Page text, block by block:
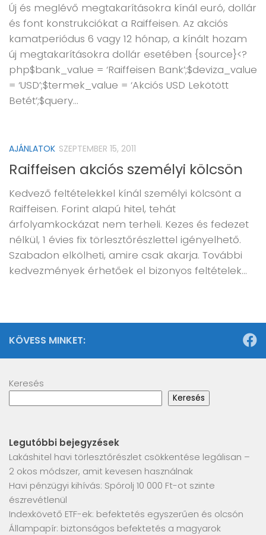
Új és meglévő megtakarításokra kínál euró, dollár
és font konstrukciókat a Raiffeisen. Az akciós
kamatperiódus 6 vagy 12 hónap, a kínált hozam
új megtakarításokra dollár esetében {source}<?
php$bank_value = ‘Raiffeisen Bank’;$deviza_value
= ‘USD’;$termek_value = ‘Akciós USD Lekötött
Betét’;$query...
AJÁNLATOK SZEPTEMBER 15, 2011
Raiffeisen akciós személyi kölcsön
Kedvező feltételekkel kínál személyi kölcsönt a
Raiffeisen. Forint alapú hitel, tehát
árfolyamkockázat nem terheli. Kezes és fedezet
nélkül, 1 évies fix törlesztőrészlettel igényelhető.
Szabadon elkölheti, amire csak akarja. További
kedvezmények érhetőek el bizonyos feltételek...
KÖVESS MINKET:
Keresés
Keresés
Legutóbbi bejegyzések
Lakáshitel havi törlesztőrészlet csökkentése legálisan –
2 okos módszer, amit kevesen használnak
Havi pénzügyi kihívás: Spórolj 10 000 Ft-ot szinte
észrevétlenül
Indexkövető ETF-ek: befektetés egyszerűen és olcsón
Állampapír: biztonságos befektetés a magyarok